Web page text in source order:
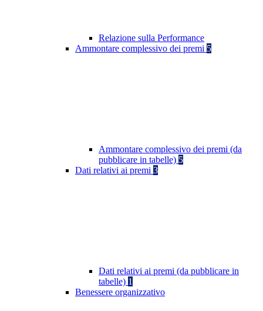
Relazione sulla Performance
Ammontare complessivo dei premi 5
Ammontare complessivo dei premi (da
pubblicare in tabelle) 5
Dati relativi ai premi 3
Dati relativi ai premi (da pubblicare in
tabelle) 1
Benessere organizzativo